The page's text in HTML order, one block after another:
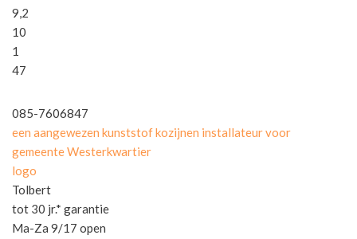
9,2
10
1
47
085-7606847
een aangewezen kunststof kozijnen installateur voor
gemeente Westerkwartier
logo
Tolbert
tot 30 jr.* garantie
Ma-Za 9/17 open